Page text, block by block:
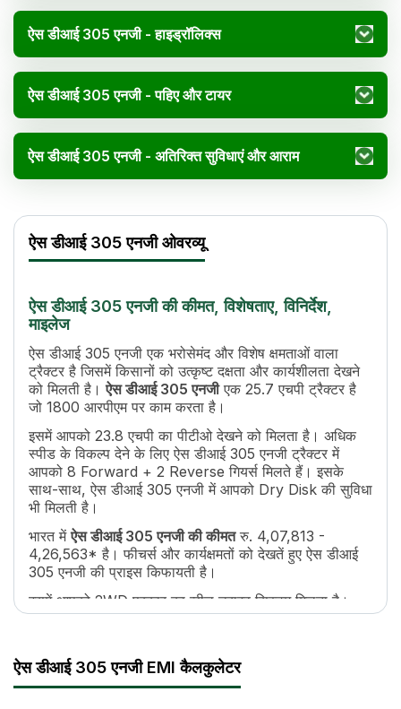
ऐस डीआई 305 एनजी - हाइड्रॉलिक्स
ऐस डीआई 305 एनजी - पहिए और टायर
ऐस डीआई 305 एनजी - अतिरिक्त सुविधाएं और आराम
Value
इंजन का नाम
डिस्प्लेसमेंट
2044 CC
इंजन रेटेड आरपीएम
कूलिंग सिस्टम
Water cooled
गियर की संख्या
8 Forward + 2
अधिकतम फॉरवर्ड स्पीड
27.78 Kmph
अधिकतम रिवर्स स्पीड
ट्रैक्टर में उपलब्ध क्लच का आकार, एमएम में। 280 MM
क्लच
Dry Type, Single
पीटीओ एचपी
23.8
पीटीओ टाइप
पीटीओ स्पीड
540
ब्रेक
Dry Disk
स्टीयरिंग
Sinhle Drop Arm
टर्निंग रेडियस
2.94 M
ईंधन टैंक क्षमता
55 L
ऊंचाई
चौड़ाई
ऐस डीआई 305 एनजी ओवरव्यू
ऐस डीआई 305 एनजी की कीमत, विशेषताए, विनिर्देश,
माइलेज
ऐस डीआई 305 एनजी एक भरोसेमंद और विशेष क्षमताओं वाला
ट्रैक्टर है जिसमें किसानों को उत्कृष्ट दक्षता और कार्यशीलता देखने
को मिलती है।ऐस डीआई 305 एनजीएक 25.7 एचपी ट्रैक्टर है
जो 1800 आरपीएम पर काम करता है।
इसमें आपको 23.8 एचपी का पीटीओ देखने को मिलता है। अधिक
स्पीड के विकल्प देने के लिए ऐस डीआई 305 एनजी ट्रैक्टर में
आपको 8 Forward + 2 Reverse गियर्स मिलते हैं। इसके
साथ-साथ, ऐस डीआई 305 एनजी में आपको Dry Disk की सुविधा
भी मिलती है।
भारत मेंऐस डीआई 305 एनजी की कीमतरु. 4,07,813 -
4,26,563* है। फीचर्स और कार्यक्षमतों को देखतें हुए ऐस डीआई
305 एनजी की प्राइस किफायती है।
इसमें आपको 2WD प्रकार का व्हील ड्राइव सिस्टम मिलता है।
किसानों के लिए यह फ़ायदेमंद साबित होता है क्योंकि इस व्हील
जुताई, बीजो की बुआई, और फसलों की कटाई को अच्छे से कर
सकता है।
ऐस डीआई 305 एनजी EMI कैलकुलेटर